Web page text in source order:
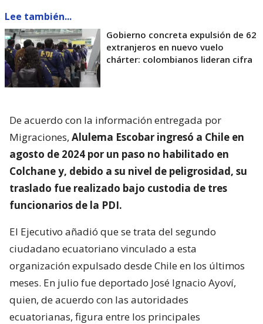
Lee también...
Gobierno concreta expulsión de 62
extranjeros en nuevo vuelo
chárter: colombianos lideran cifra
De acuerdo con la información entregada por
Migraciones, Alulema Escobar ingresó a Chile en
agosto de 2024 por un paso no habilitado en
Colchane y, debido a su nivel de peligrosidad, su
traslado fue realizado bajo custodia de tres
funcionarios de la PDI.
El Ejecutivo añadió que se trata del segundo
ciudadano ecuatoriano vinculado a esta
organización expulsado desde Chile en los últimos
meses. En julio fue deportado José Ignacio Ayoví,
quien, de acuerdo con las autoridades
ecuatorianas, figura entre los principales